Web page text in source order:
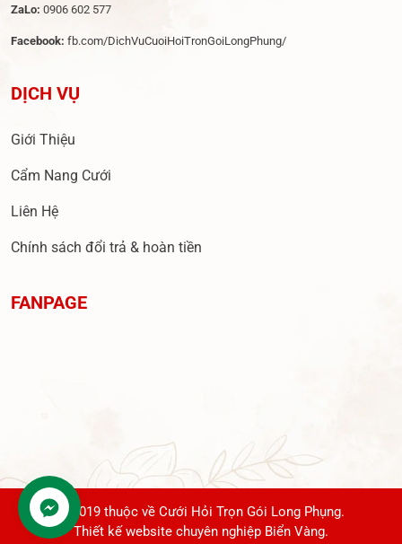
ZaLo: 0906 602 577
Facebook: fb.com/DichVuCuoiHoiTronGoiLongPhung/
DỊCH VỤ
Giới Thiệu
Cẩm Nang Cưới
Liên Hệ
Chính sách đổi trả & hoàn tiền
FANPAGE
© 2019 thuộc về Cưới Hỏi Trọn Gói Long Phụng.
Thiết kế website chuyên nghiệp Biển Vàng.